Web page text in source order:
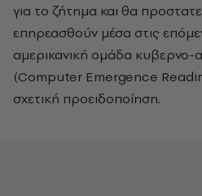
για το ζήτημα και θα
επηρεασθούν μέσα στις
αμερικανική ομάδα κυβερνο-
(Computer Emergence
σχετική προειδοποίηση.